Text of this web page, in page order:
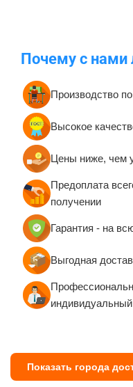
Почему с нами
Производство
Высокое
Цены ниже, чем
Предоплата
получении
Гарантия - на
Выгодная
Показать города